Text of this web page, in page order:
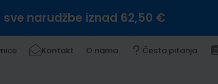
narudžbe iznad 62,50 €
Kontakt O nama Česta pitanja